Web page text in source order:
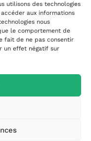
utilisons des technologies
aux informations
nous
le comportement de
fait de ne pas consentir
un effet négatif sur
J2B 1G6
réservés.
|Politique de cookies